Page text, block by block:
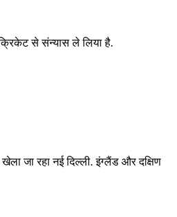
से संन्यास ले लिया है.
जा रहा नई दिल्ली. इंग्लैंड और दक्षिण